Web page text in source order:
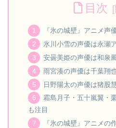
目次
『氷の城壁』アニメ声
氷川小雪の声優は永瀬
安曇美姫の声優は和泉
雨宮湊の声優は千葉翔
日野陽太の声優は猪股
霜島月子・五十嵐翼・
も注目
『氷の城壁』アニメの